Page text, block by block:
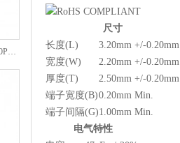
NPO高压陶瓷电容1812 2KV 330PF 5%精度
尺寸
长度(L)
3.20mm +/-0.20mm
宽度(W)
2.20mm +/-0.20mm
厚度(T)
2.50mm +/-0.20mm
端子宽度(B)0.20mm Min.
端子间隔(G)1.00mm Min.
电气特性